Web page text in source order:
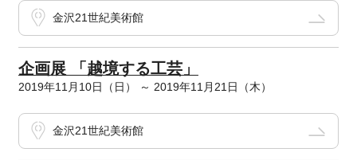
金沢21世紀美術館
企画展 「越境する工芸」
2019年11月10日（日） ～ 2019年11月21日（木）
金沢21世紀美術館